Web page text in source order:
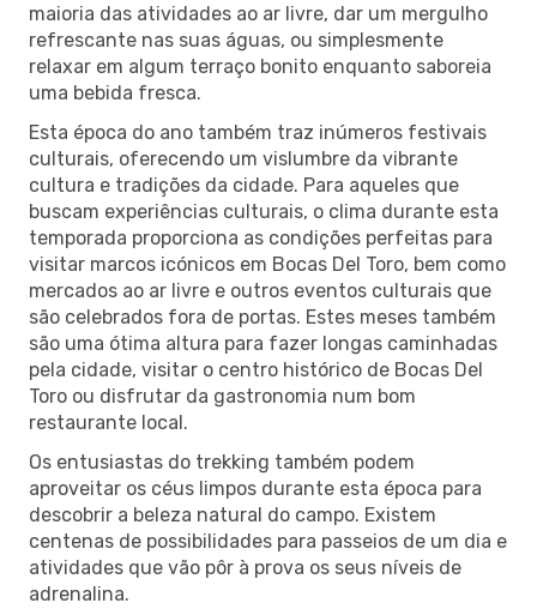
maioria das atividades ao ar livre, dar um mergulho
refrescante nas suas águas, ou simplesmente
relaxar em algum terraço bonito enquanto saboreia
uma bebida fresca.
Esta época do ano também traz inúmeros festivais
culturais, oferecendo um vislumbre da vibrante
cultura e tradições da cidade. Para aqueles que
buscam experiências culturais, o clima durante esta
temporada proporciona as condições perfeitas para
visitar marcos icónicos em Bocas Del Toro, bem como
mercados ao ar livre e outros eventos culturais que
são celebrados fora de portas. Estes meses também
são uma ótima altura para fazer longas caminhadas
pela cidade, visitar o centro histórico de Bocas Del
Toro ou disfrutar da gastronomia num bom
restaurante local.
Os entusiastas do trekking também podem
aproveitar os céus limpos durante esta época para
descobrir a beleza natural do campo. Existem
centenas de possibilidades para passeios de um dia e
atividades que vão pôr à prova os seus níveis de
adrenalina.